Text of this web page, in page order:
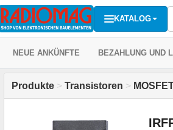
KATALOG
NEUE ANKÜNFTE BEZAHLUNG UND
Produkte > Transistoren >